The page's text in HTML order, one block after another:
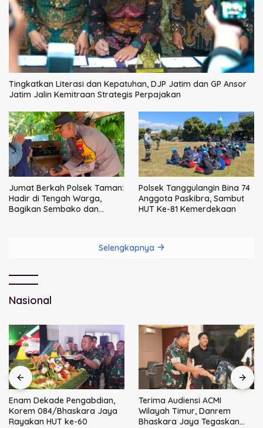
Tingkatkan Literasi dan Kepatuhan, DJP Jatim dan GP Ansor
Jatim Jalin Kemitraan Strategis Perpajakan
Jumat Berkah Polsek Taman:
Hadir di Tengah Warga,
Bagikan Sembako dan
Polsek Tanggulangin Bina 74
Anggota Paskibra, Sambut
HUT Ke-81 Kemerdekaan
Selengkapnya
Nasional
Enam Dekade Pengabdian,
Korem 084/Bhaskara Jaya
Rayakan HUT ke-60
Terima Audiensi ACMI
Wilayah Timur, Danrem
Bhaskara Jaya Tegaskan